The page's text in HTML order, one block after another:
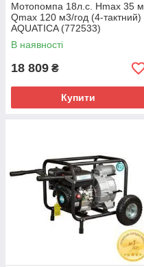
Мотопомпа 18л.с. Hmax 35 м
Qmax 120 м3/год (4-тактний)
AQUATICA (772533)
В наявності
18 809 ₴
Купити